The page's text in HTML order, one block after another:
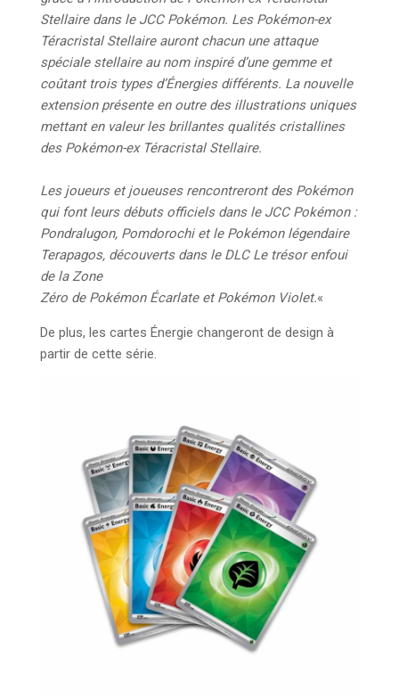
Stellaire dans le JCC Pokémon. Les Pokémon-ex
Téracristal Stellaire auront chacun une attaque
spéciale stellaire au nom inspiré d’une gemme et
coûtant trois types d’Énergies différents. La nouvelle
extension présente en outre des illustrations uniques
mettant en valeur les brillantes qualités cristallines
des Pokémon-ex Téracristal Stellaire.
Les joueurs et joueuses rencontreront des Pokémon
qui font leurs débuts officiels dans le JCC Pokémon :
Pondralugon, Pomdorochi et le Pokémon légendaire
Terapagos, découverts dans le DLC Le trésor enfoui
de la Zone
Zéro de Pokémon Écarlate et Pokémon Violet.«
De plus, les cartes Énergie changeront de design à
partir de cette série.